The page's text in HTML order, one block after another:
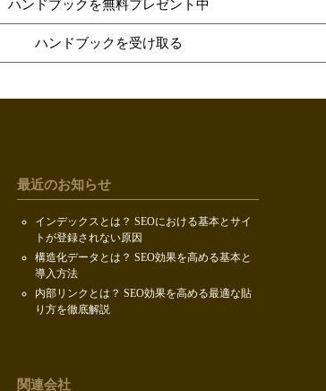
ハンドブックを無料プレゼント中
ハンドブックを受け取る
最近のお知らせ
インデックスとは？ SEOにおける基本とサイ
トが登録されない原因
構造化データとは？ SEO効果を高める基本と
導入方法
内部リンクとは？ SEO効果を高める最適な貼
り方を徹底解説
関連会社